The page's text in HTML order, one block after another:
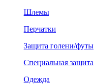
Шлемы
Перчатки
Защита голени/футы
Специальная защита
Одежда